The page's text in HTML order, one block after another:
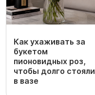
Как ухаживать за
букетом
пионовидных роз,
чтобы долго стояли
в вазе